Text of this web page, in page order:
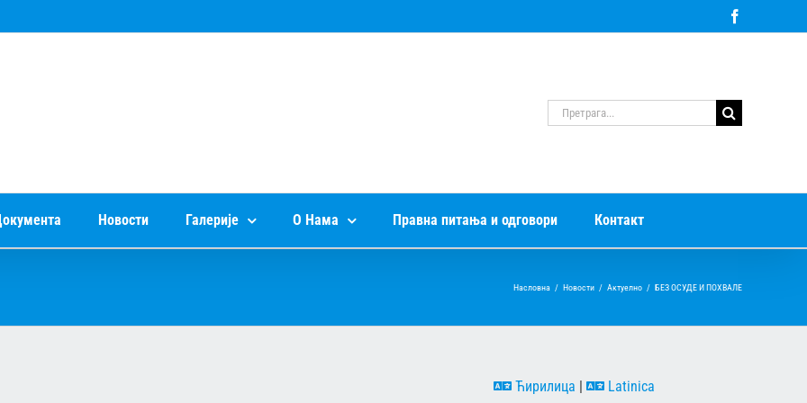
Претрага
за:
Новости Галерије О Нама Правна питања и одговори Контакт
Насловна / Новости / Актуелно / БЕЗ ОСУДЕ И ПОХВАЛЕ
Ћирилица Latinica